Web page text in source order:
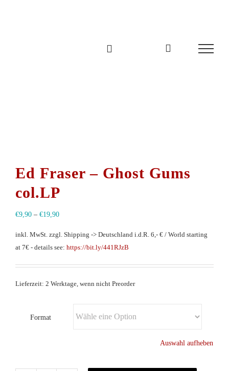
Ed Fraser – Ghost Gums
col.LP
€9,90 – €19,90
inkl. MwSt. zzgl. Shipping -> Deutschland i.d.R. 6,- € / World starting
at 7€ - details see: https://bit.ly/441RJzB
Lieferzeit: 2 Werktage, wenn nicht Preorder
Format
Auswahl aufheben